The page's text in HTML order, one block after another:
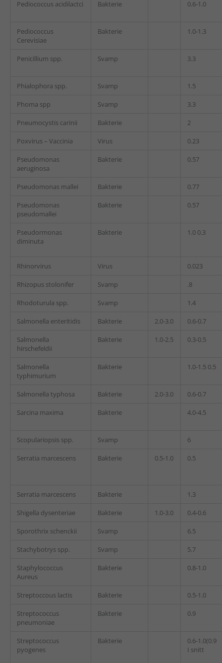
Pediococcus acidilactci Bakterie 0.6-1.0
Pediococcus
Cerevisiae
Bakterie 1.0-1.3
Penicillium spp. Svamp 3.3
Phialophora spp. Svamp 1.5
Phoma spp Svamp 3.3
Pneumocystis carinii Bakterie 2
Poxvirus – Vaccinia Virus 0.23
Pseudomonas
aeruginosa
Bakterie 0.57
Pseudomonas mallei Bakterie 0.77
Pseudomonas
pseudomallei
Bakterie 0.57
Pseudormonas
diminuta
Bakterie 1.0 0.3
Rhinorvirus Virus 0.023
Rhizopus stolonifer Svamp .8
Rhodoturula spp. Svamp 1.4
Salmonella enteritidis Bakterie 2.0-3.0 0.6-0.7
Salmonella
hirschefeldii
Bakterie 1.0-2.5 0.3-0.5
Salmonella
typhimurium
Bakterie 1.0-1.5 0.5
Salmonella typhosa Bakterie 2.0-3.0 0.6-0.7
Sarcina maxima Bakterie 4.0-4.5
Scopulariopsis spp. Svamp 6
Serratia marcescens Bakterie 0.5-1.0 0.5
Serratia marcescens Bakterie 1.3
Shigella dysenteriae Bakterie 1.0-3.0 0.4-0.6
Sporothrix schenckii Svamp 6.5
Stachybotrys spp. Svamp 5.7
Staphylococcus
Aureus
Bakterie 0.8-1.0
Streptoccous lactis Bakterie 0.5-1.0
Streptococcus
pneumoniae
Bakterie 0.9
Streptococcus
pyogenes
Bakterie
0.6-1.0(0.9
I snitt